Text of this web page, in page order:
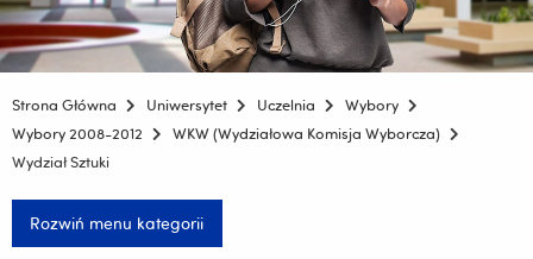
Strona Główna Uniwersytet Uczelnia
Wybory
Wybory 2008-2012
WKW (Wydziałowa Komisja Wyborcza)
Wydział Sztuki
Rozwiń menu kategorii